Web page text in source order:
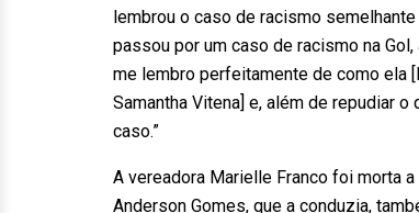
lembrou o caso de racismo
passou por um caso de racismo na
me lembro perfeitamente de como ela
Samantha Vitena] e, além de repudiar
caso.”
A vereadora Marielle Franco foi morta
Anderson Gomes, que a conduzia,